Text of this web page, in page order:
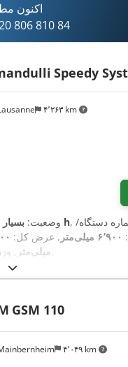
اکنون
806 810 84
۴٬۲۶۳ km
Speedy
وضعیت: ۴٬۰۰۰ h دستگاه/
۶٬۹۰۰ میلی‌متر , عرض کل:
میلی‌متر , ,
۴٬۰۴۹ km
GSM 110